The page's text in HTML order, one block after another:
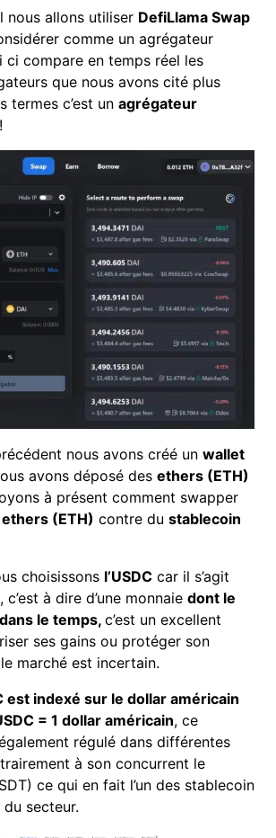
nous allons utiliser DefiLlama Swap
comme un agrégateur
ci compare en temps réel les
que nous avons cité plus
termes c’est un agrégateur
!
nous avons créé un wallet
avons déposé des ethers (ETH)
à présent comment swapper
ethers (ETH) contre du stablecoin
choisissons l’USDC car il s’agit
, c’est à dire d’une monnaie dont le
le temps, c’est un excellent
ses gains ou protéger son
marché est incertain.
est indexé sur le dollar américain
= 1 dollar américain, ce
régulé dans différentes
à son concurrent le
ce qui en fait l’un des stablecoin
secteur.